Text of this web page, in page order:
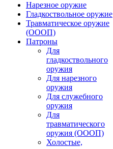
Нарезное оружие
Гладкоствольное оружие
Травматическое оружие
(ОООП)
Патроны
Для
гладкоствольного
оружия
Для нарезного
оружия
Для служебного
оружия
Для
травматического
оружия (ОООП)
Холостые,